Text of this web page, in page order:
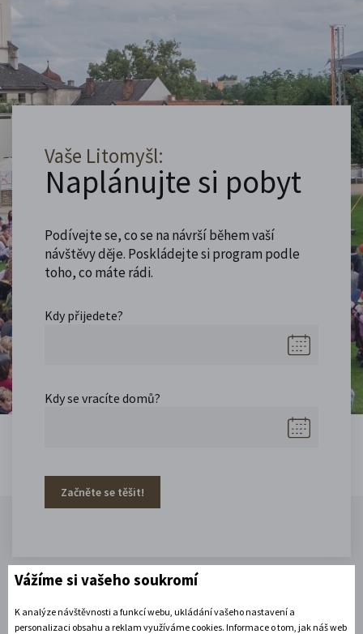
Vaše Litomyšl:
Naplánujte si pobyt
Podívejte se, co se na návrší během vaší
návštěvy děje. Poskládejte si program podle
toho, co máte rádi.
Kdy přijedete?
Kdy se vracíte domů?
Začněte se těšit!
Akce, co jsou za rohem
Vážíme si vašeho soukromí
K analýze návštěvnosti a funkcí webu, ukládání vašeho nastavení a
personalizaci obsahu a reklam využíváme cookies. Informace o tom, jak náš web